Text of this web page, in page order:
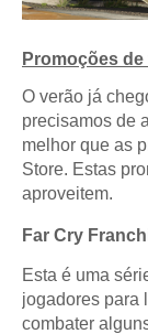
Promoções
O verão já
precisamos de
melhor que as
Store. Estas
aproveitem.
Far Cry
Esta é uma
jogadores para
combater